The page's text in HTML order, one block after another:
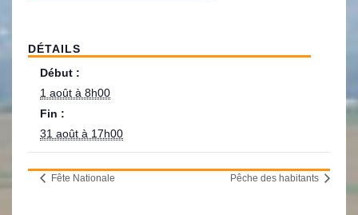
DÉTAILS
Début :
1 août à 8h00
Fin :
31 août à 17h00
Fête Nationale Pêche des habitants